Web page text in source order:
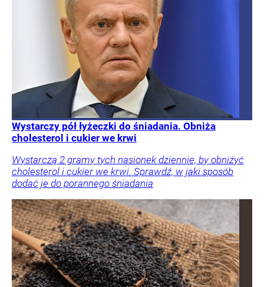
Wystarczy pół łyżeczki do śniadania. Obniża
cholesterol i cukier we krwi
Wystarczą 2 gramy tych nasionek dziennie, by obniżyć
cholesterol i cukier we krwi. Sprawdź, w jaki sposób
dodać je do porannego śniadania